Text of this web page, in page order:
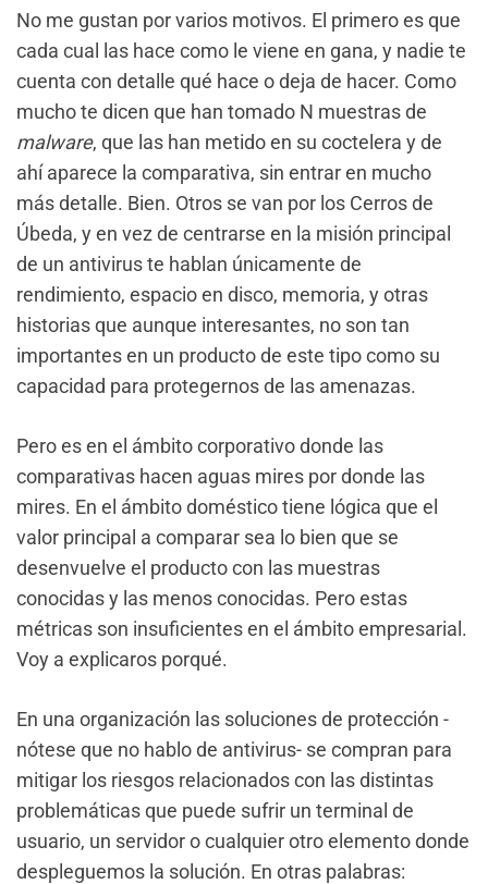
No me gustan por varios motivos. El primero es que
cada cual las hace como le viene en gana, y nadie te
cuenta con detalle qué hace o deja de hacer. Como
mucho te dicen que han tomado N muestras de
malware, que las han metido en su coctelera y de
ahí aparece la comparativa, sin entrar en mucho
más detalle. Bien. Otros se van por los Cerros de
Úbeda, y en vez de centrarse en la misión principal
de un antivirus te hablan únicamente de
rendimiento, espacio en disco, memoria, y otras
historias que aunque interesantes, no son tan
importantes en un producto de este tipo como su
capacidad para protegernos de las amenazas.
Pero es en el ámbito corporativo donde las
comparativas hacen aguas mires por donde las
mires. En el ámbito doméstico tiene lógica que el
valor principal a comparar sea lo bien que se
desenvuelve el producto con las muestras
conocidas y las menos conocidas. Pero estas
métricas son insuficientes en el ámbito empresarial.
Voy a explicaros porqué.
En una organización las soluciones de protección -
nótese que no hablo de antivirus- se compran para
mitigar los riesgos relacionados con las distintas
problemáticas que puede sufrir un terminal de
usuario, un servidor o cualquier otro elemento donde
despleguemos la solución. En otras palabras: